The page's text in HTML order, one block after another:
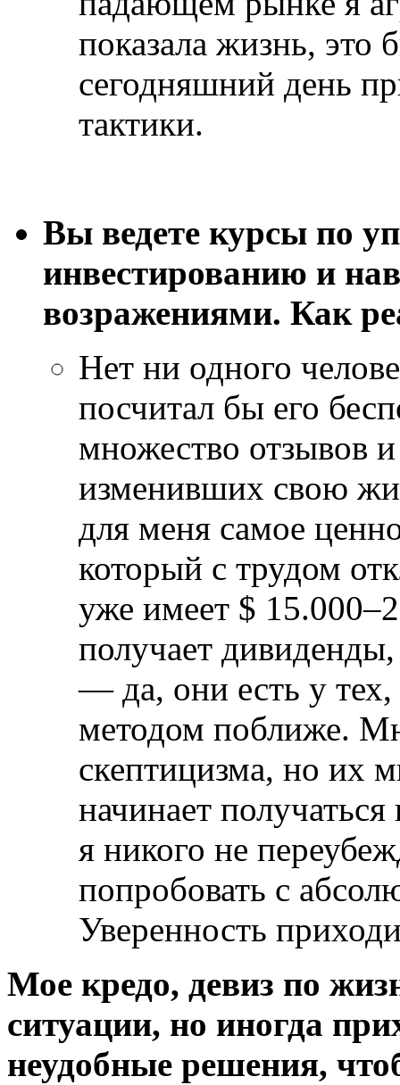
показала жизнь, это
сегодняшний день
тактики.
Вы ведете курсы по
инвестированию и
возражениями. Как
Нет ни одного
посчитал бы его
множество отзывов
изменивших свою
для меня самое
который с трудом
уже имеет $
получает
— да, они есть у
методом поближе.
скептицизма, но их
начинает
я никого не
попробовать с
Уверенность
Мое кредо, девиз по
ситуации, но иногда
неудобные решения,